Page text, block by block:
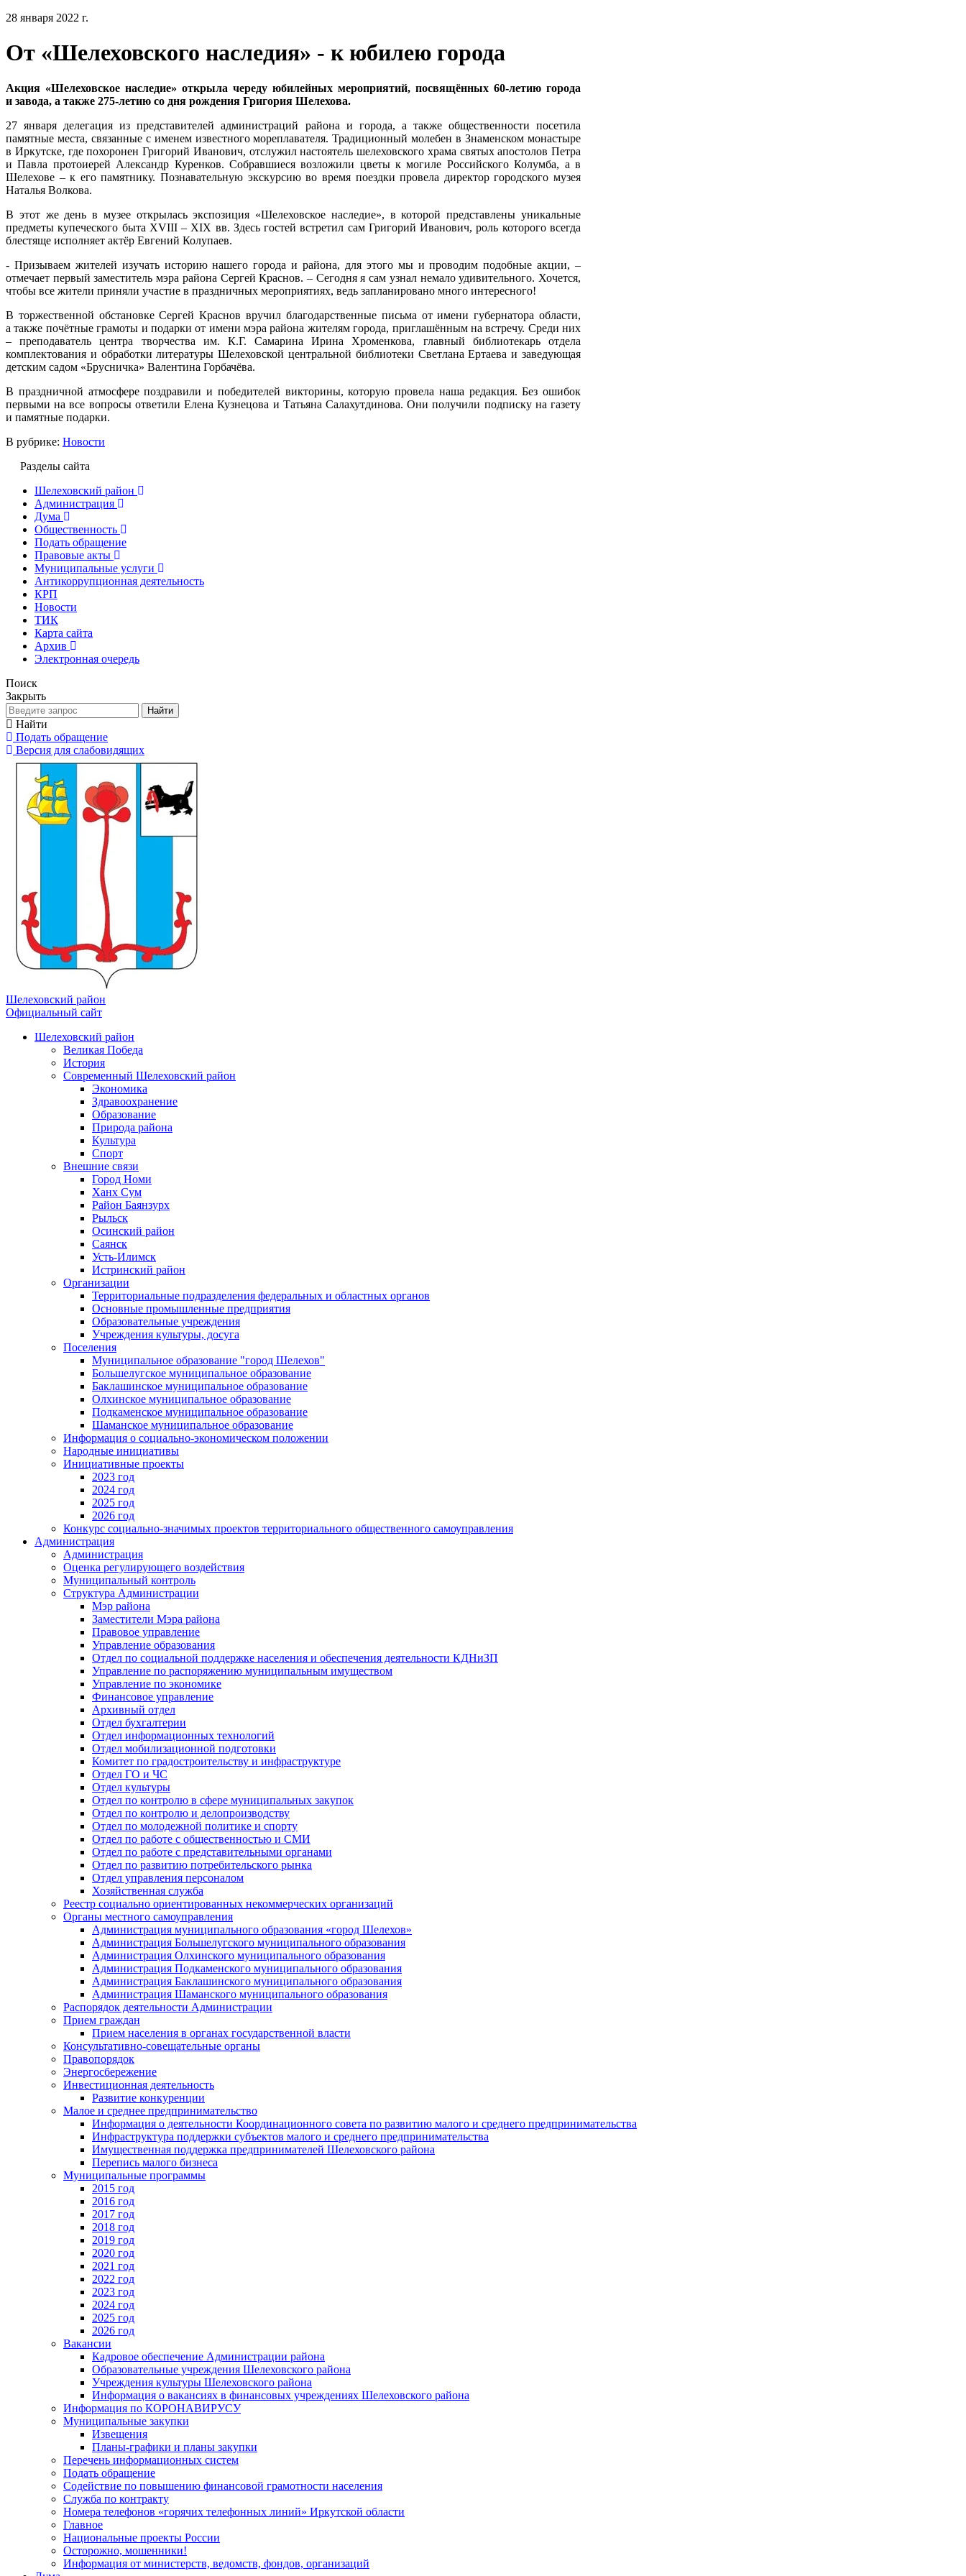
28 января 2022 г.
От «Шелеховского наследия» - к юбилею города
Акция «Шелеховское наследие» открыла череду юбилейных мероприятий, посвящённых 60-летию города
и завода, а также 275-летию со дня рождения Григория Шелехова.
27 января делегация из представителей администраций района и города, а также общественности посетила
памятные места, связанные с именем известного мореплавателя. Традиционный молебен в Знаменском монастыре
в Иркутске, где похоронен Григорий Иванович, отслужил настоятель шелеховского храма святых апостолов Петра
и Павла протоиерей Александр Куренков. Собравшиеся возложили цветы к могиле Российского Колумба, а в
Шелехове – к его памятнику. Познавательную экскурсию во время поездки провела директор городского музея
Наталья Волкова.
В этот же день в музее открылась экспозиция «Шелеховское наследие», в которой представлены уникальные
предметы купеческого быта XVIII – XIX вв. Здесь гостей встретил сам Григорий Иванович, роль которого всегда
блестяще исполняет актёр Евгений Колупаев.
- Призываем жителей изучать историю нашего города и района, для этого мы и проводим подобные акции, –
отмечает первый заместитель мэра района Сергей Краснов. – Сегодня я сам узнал немало удивительного. Хочется,
чтобы все жители приняли участие в праздничных мероприятиях, ведь запланировано много интересного!
В торжественной обстановке Сергей Краснов вручил благодарственные письма от имени губернатора области,
а также почётные грамоты и подарки от имени мэра района жителям города, приглашённым на встречу. Среди них
– преподаватель центра творчества им. К.Г. Самарина Ирина Хроменкова, главный библиотекарь отдела
комплектования и обработки литературы Шелеховской центральной библиотеки Светлана Ертаева и заведующая
детским садом «Брусничка» Валентина Горбачёва.
В праздничной атмосфере поздравили и победителей викторины, которую провела наша редакция. Без ошибок
первыми на все вопросы ответили Елена Кузнецова и Татьяна Салахутдинова. Они получили подписку на газету
и памятные подарки.
В рубрике: Новости
Разделы сайта
Шелеховский район
Администрация
Дума
Общественность
Подать обращение
Правовые акты
Муниципальные услуги
Антикоррупционная деятельность
КРП
Новости
ТИК
Карта сайта
Архив
Электронная очередь
Поиск
Закрыть
Найти
Найти
Подать обращение
Версия для слабовидящих
Шелеховский район
Официальный сайт
Шелеховский район
Великая Победа
История
Современный Шелеховский район
Экономика
Здравоохранение
Образование
Природа района
Культура
Спорт
Внешние связи
Город Номи
Ханх Сум
Район Баянзурх
Рыльск
Осинский район
Саянск
Усть-Илимск
Истринский район
Организации
Территориальные подразделения федеральных и областных органов
Основные промышленные предприятия
Образовательные учреждения
Учреждения культуры, досуга
Поселения
Муниципальное образование "город Шелехов"
Большелугское муниципальное образование
Баклашинское муниципальное образование
Олхинское муниципальное образование
Подкаменское муниципальное образование
Шаманское муниципальное образование
Информация о социально-экономическом положении
Народные инициативы
Инициативные проекты
2023 год
2024 год
2025 год
2026 год
Конкурс социально-значимых проектов территориального общественного самоуправления
Администрация
Администрация
Оценка регулирующего воздействия
Муниципальный контроль
Структура Администрации
Мэр района
Заместители Мэра района
Правовое управление
Управление образования
Отдел по социальной поддержке населения и обеспечения деятельности КДНиЗП
Управление по распоряжению муниципальным имуществом
Управление по экономике
Финансовое управление
Архивный отдел
Отдел бухгалтерии
Отдел информационных технологий
Отдел мобилизационной подготовки
Комитет по градостроительству и инфраструктуре
Отдел ГО и ЧС
Отдел культуры
Отдел по контролю в сфере муниципальных закупок
Отдел по контролю и делопроизводству
Отдел по молодежной политике и спорту
Отдел по работе с общественностью и СМИ
Отдел по работе с представительными органами
Отдел по развитию потребительского рынка
Отдел управления персоналом
Хозяйственная служба
Реестр социально ориентированных некоммерческих организаций
Органы местного самоуправления
Администрация муниципального образования «город Шелехов»
Администрация Большелугского муниципального образования
Администрация Олхинского муниципального образования
Администрация Подкаменского муниципального образования
Администрация Баклашинского муниципального образования
Администрация Шаманского муниципального образования
Распорядок деятельности Администрации
Прием граждан
Прием населения в органах государственной власти
Консультативно-совещательные органы
Правопорядок
Энергосбережение
Инвестиционная деятельность
Развитие конкуренции
Малое и среднее предпринимательство
Информация о деятельности Координационного совета по развитию малого и среднего предпринимательства
Инфраструктура поддержки субъектов малого и среднего предпринимательства
Имущественная поддержка предпринимателей Шелеховского района
Перепись малого бизнеса
Муниципальные программы
2015 год
2016 год
2017 год
2018 год
2019 год
2020 год
2021 год
2022 год
2023 год
2024 год
2025 год
2026 год
Вакансии
Кадровое обеспечение Администрации района
Образовательные учреждения Шелеховского района
Учреждения культуры Шелеховского района
Информация о вакансиях в финансовых учреждениях Шелеховского района
Информация по КОРОНАВИРУСУ
Муниципальные закупки
Извещения
Планы-графики и планы закупки
Перечень информационных систем
Подать обращение
Содействие по повышению финансовой грамотности населения
Служба по контракту
Номера телефонов «горячих телефонных линий» Иркутской области
Главное
Национальные проекты России
Осторожно, мошенники!
Информация от министерств, ведомств, фондов, организаций